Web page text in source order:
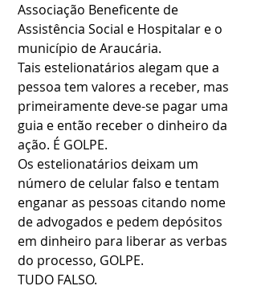
Associação Beneficente de
Assistência Social e Hospitalar e o
município de Araucária.
Tais estelionatários alegam que a
pessoa tem valores a receber, mas
primeiramente deve-se pagar uma
guia e então receber o dinheiro da
ação. É GOLPE.
Os estelionatários deixam um
número de celular falso e tentam
enganar as pessoas citando nome
de advogados e pedem depósitos
em dinheiro para liberar as verbas
do processo, GOLPE.
TUDO FALSO.